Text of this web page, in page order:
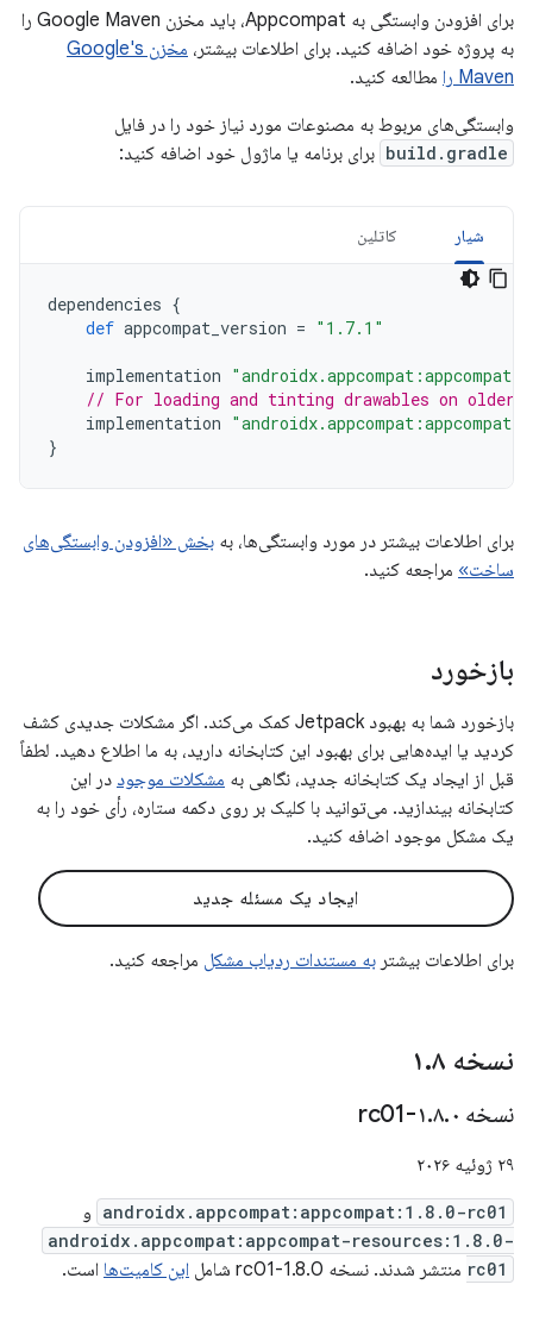
برای افزودن وابستگی به Appcompat، باید مخزن Google Maven را
به پروژه خود اضافه کنید. برای اطلاعات بیشتر،
مخزن Google's
Maven را
مطالعه کنید.
وابستگی‌های مربوط به مصنوعات مورد نیاز خود را در فایل
build.gradle برای برنامه یا ماژول خود اضافه کنید:
شیار کاتلین
dependencies {
def appcompat_version = "1.7.1"
implementation
// For loading and tinting drawables on older
implementation
}
برای اطلاعات بیشتر در مورد وابستگی‌ها، به بخش «افزودن وابستگی‌های
ساخت» مراجعه کنید.
بازخورد
بازخورد شما به بهبود Jetpack کمک می‌کند. اگر مشکلات جدیدی کشف
کردید یا ایده‌هایی برای بهبود این کتابخانه دارید، به ما اطلاع دهید. لطفاً
قبل از ایجاد یک کتابخانه جدید، نگاهی به مشکلات موجود در این
کتابخانه بیندازید. می‌توانید با کلیک بر روی دکمه ستاره، رأی خود را به
یک مشکل موجود اضافه کنید.
ایجاد یک مسئله جدید
برای اطلاعات بیشتر به مستندات ردیاب مشکل مراجعه کنید.
نسخه ۱ .۸
نسخه ۱ .۸.۰-rc01
۲۹ ژوئیه ۲۰۲۶
androidx.appcompat:appcompat:1.8.0-rc01 و
androidx.appcompat:appcompat-resources:1.8.0-
rc01 منتشر شدند. نسخه 1.8.0-rc01 شامل این کامیت‌ها است.